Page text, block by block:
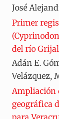
José
Primer
del río
Adán E.
Velázquez,
Ampliación
geográfica
para